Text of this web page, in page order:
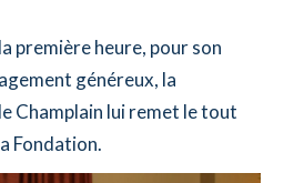
première heure, pour son
généreux, la
Champlain lui remet le tout
Fondation.